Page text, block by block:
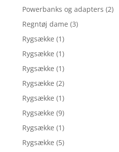
Powerbanks og adapters (2)
Regntøj dame (3)
Rygsække (1)
Rygsække (1)
Rygsække (1)
Rygsække (2)
Rygsække (1)
Rygsække (9)
Rygsække (1)
Rygsække (5)